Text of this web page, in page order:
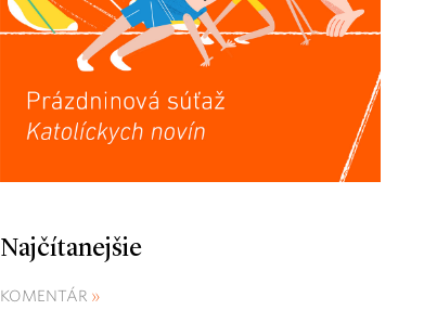
Najčítanejšie
KOMENTÁR